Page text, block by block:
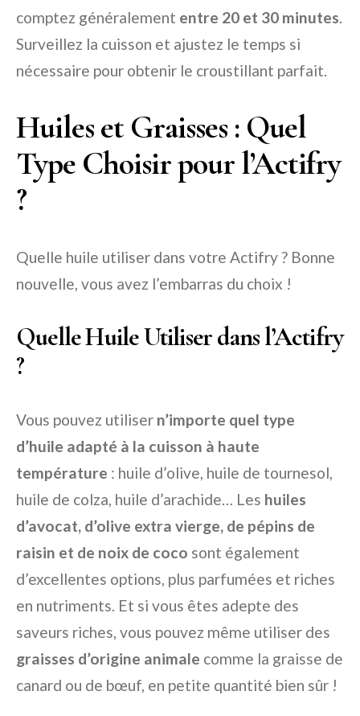
comptez généralement entre 20 et 30 minutes
Surveillez la cuisson et ajustez le temps si
nécessaire pour obtenir le croustillant parfait.
Huiles et Graisses : Quel
Type Choisir pour l’Actifry
?
Quelle huile utiliser dans votre Actifry ? Bonne
nouvelle, vous avez l’embarras du choix !
Quelle Huile Utiliser dans l’Actifry
?
Vous pouvez utiliser n’importe quel type
d’huile adapté à la cuisson à haute
température : huile d’olive, huile de tournesol,
huile de colza, huile d’arachide… Les huiles
d’avocat, d’olive extra vierge, de pépins de
raisin et de noix de coco sont également
d’excellentes options, plus parfumées et riches
en nutriments. Et si vous êtes adepte des
saveurs riches, vous pouvez même utiliser des
graisses d’origine animale comme la graisse de
canard ou de bœuf, en petite quantité bien sûr !